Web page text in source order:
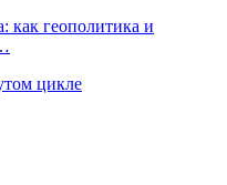
как геополитика и
цикле